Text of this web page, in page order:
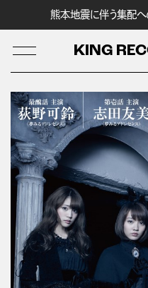
熊本地震に伴う集配
KING
LOG IN